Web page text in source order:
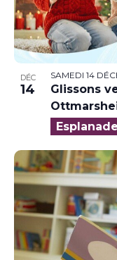
DÉC
14
SAMEDI 14
Glissons